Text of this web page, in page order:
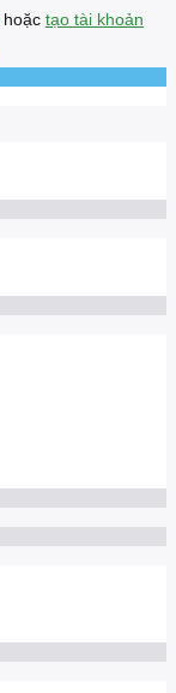
hoặc tạo tài khoản